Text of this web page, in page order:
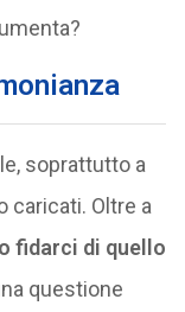
soprattutto a
caricati. Oltre a
fidarci di quello
questione